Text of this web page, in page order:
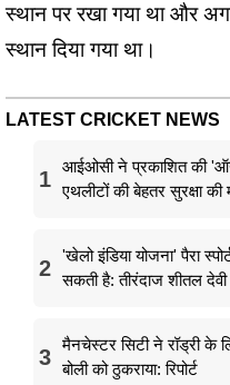
स्थान पर रखा गया था और
स्थान दिया गया था।
LATEST CRICKET NEWS
1
आईओसी ने प्रकाशित की
एथलीटों की बेहतर सुरक्षा की
2
'खेलो इंडिया योजना' पैरा
सकती है: तीरंदाज शीतल देवी
3
मैनचेस्टर सिटी ने रॉड्री के
बोली को ठुकराया: रिपोर्ट